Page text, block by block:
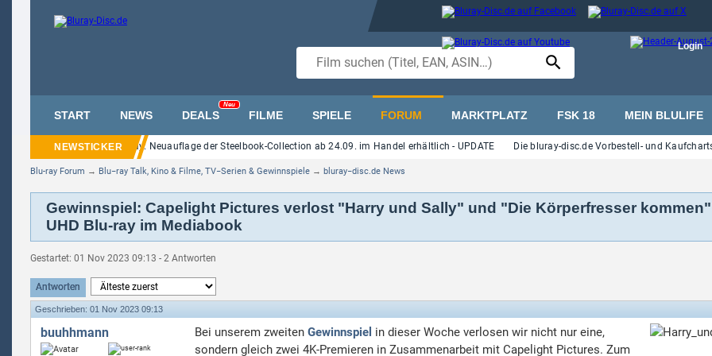
Login
START NEWS DEALS
Neu
FILME SPIELE FORUM MARKTPLATZ FSK 18 MEIN BLULIFE
Street" auf UHD Blu-ray: Neuauflage der Steelbook-Collection ab 24.09. im Handel erhältlich - UPDATE Die bluray-disc.de Vorbestell- und Kaufcharts
Blu-ray Forum → Blu−ray Talk, Kino & Filme, TV−Serien & Gewinnspiele → bluray−disc.de News
Gewinnspiel: Capelight Pictures verlost "Harry und Sally" und "Die Körperfresser
UHD Blu-ray im Mediabook
Gestartet: 01 Nov 2023 09:13 - 2 Antworten
Antworten
Geschrieben: 01 Nov 2023 09:13
buuhhmann Bei unserem zweiten Gewinnspiel in dieser Woche verlosen wir nicht nur eine,
sondern gleich zwei 4K-Premieren in Zusammenarbeit mit Capelight Pictures. Zum